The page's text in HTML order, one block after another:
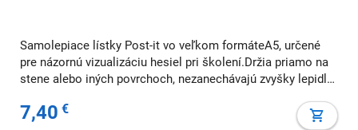
Samolepiace lístky Post-it vo veľkom formáteA5, určené
pre názornú vizualizáciu hesiel pri školení.Držia priamo na
stene alebo iných povrchoch, nezanechávajú zvyšky lepidla,
balení 4neónové farby po
7,40 €